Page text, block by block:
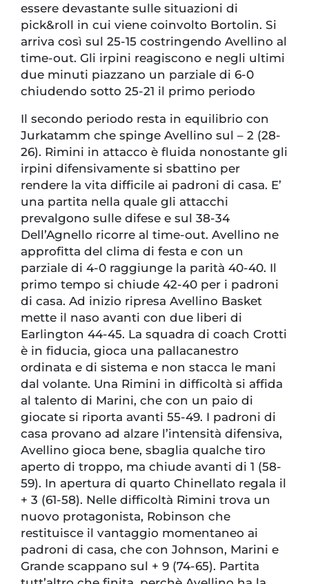
essere devastante sulle situazioni di
pick&roll in cui viene coinvolto Bortolin. Si
arriva così sul 25-15 costringendo Avellino al
time-out. Gli irpini reagiscono e negli ultimi
due minuti piazzano un parziale di 6-0
chiudendo sotto 25-21 il primo periodo
Il secondo periodo resta in equilibrio con
Jurkatamm che spinge Avellino sul – 2 (28-
26). Rimini in attacco è fluida nonostante gli
irpini difensivamente si sbattino per
rendere la vita difficile ai padroni di casa. E’
una partita nella quale gli attacchi
prevalgono sulle difese e sul 38-34
Dell’Agnello ricorre al time-out. Avellino ne
approfitta del clima di festa e con un
parziale di 4-0 raggiunge la parità 40-40. Il
primo tempo si chiude 42-40 per i padroni
di casa. Ad inizio ripresa Avellino Basket
mette il naso avanti con due liberi di
Earlington 44-45. La squadra di coach Crotti
è in fiducia, gioca una pallacanestro
ordinata e di sistema e non stacca le mani
dal volante. Una Rimini in difficoltà si affida
al talento di Marini, che con un paio di
giocate si riporta avanti 55-49. I padroni di
casa provano ad alzare l’intensità difensiva,
Avellino gioca bene, sbaglia qualche tiro
aperto di troppo, ma chiude avanti di 1 (58-
59). In apertura di quarto Chinellato regala il
+ 3 (61-58). Nelle difficoltà Rimini trova un
nuovo protagonista, Robinson che
restituisce il vantaggio momentaneo ai
padroni di casa, che con Johnson, Marini e
Grande scappano sul + 9 (74-65). Partita